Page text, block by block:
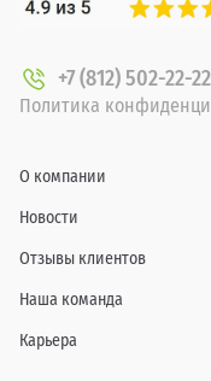
+7 (812) 502-22-22
Политика
О компании
Новости
Отзывы клиентов
Наша команда
Карьера